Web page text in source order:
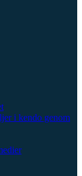
i kendo genom